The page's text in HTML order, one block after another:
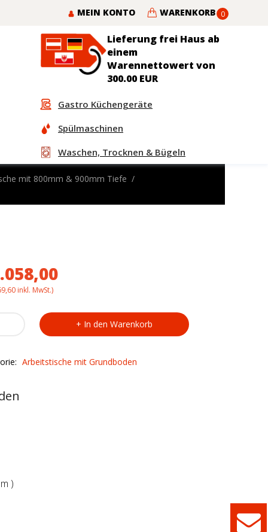
MEIN KONTO 0
WARENKORB
Lieferung frei Haus ab
einem
Warennettowert von
300.00 EUR
Gastro Küchengeräte
Spülmaschinen
Waschen, Trocknen & Bügeln
mit 800mm & 900mm Tiefe
inkl. MwSt.)
In den Warenkorb
Arbeitstische mit Grundboden
)